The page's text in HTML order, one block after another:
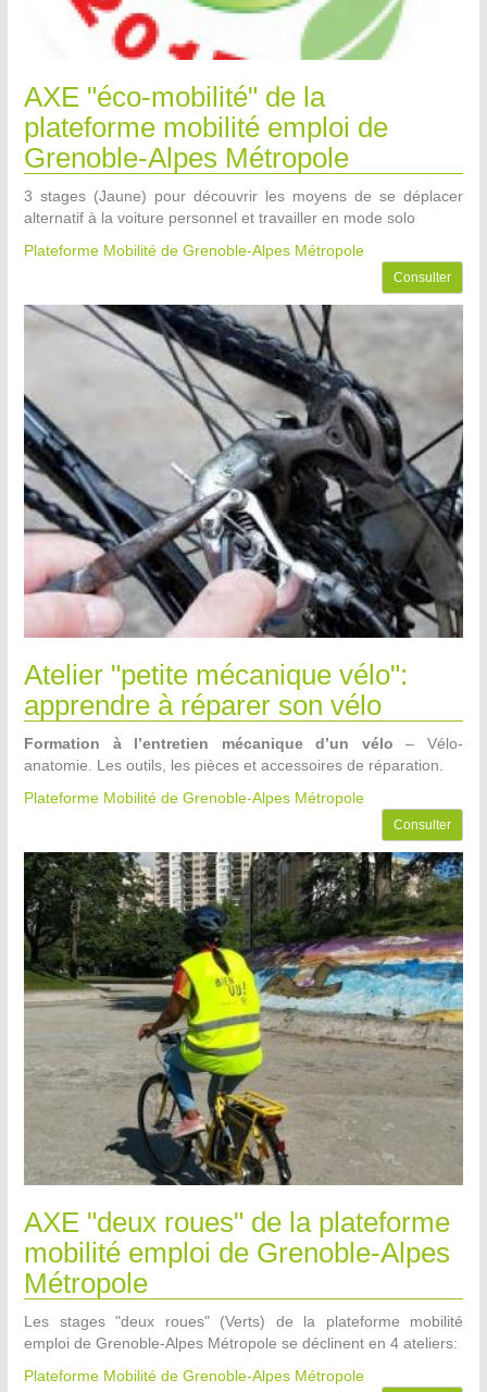
AXE "éco-mobilité" de la
plateforme mobilité emploi de
Grenoble-Alpes Métropole
3 stages (Jaune) pour découvrir les moyens de se déplacer
alternatif à la voiture personnel et travailler en mode solo
Plateforme Mobilité de Grenoble-Alpes Métropole
Consulter
Atelier "petite mécanique vélo":
apprendre à réparer son vélo
Formation à l’entretien mécanique d’un vélo – Vélo-
anatomie. Les outils, les pièces et accessoires de réparation.
Plateforme Mobilité de Grenoble-Alpes Métropole
Consulter
AXE "deux roues" de la plateforme
mobilité emploi de Grenoble-Alpes
Métropole
Les stages "deux roues" (Verts) de la plateforme mobilité
emploi de Grenoble-Alpes Métropole se déclinent en 4 ateliers:
Plateforme Mobilité de Grenoble-Alpes Métropole